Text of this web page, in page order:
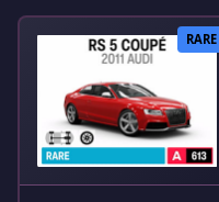
RARE